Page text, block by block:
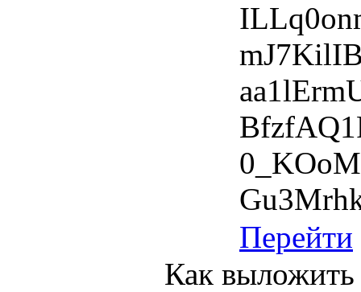
Перейти
Как